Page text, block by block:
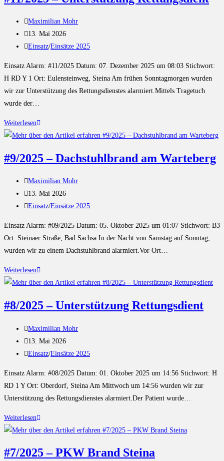
Maximilian Mohr
13. Mai 2026
Einsatz/Einsätze 2025
Einsatz Alarm: #11/2025 Datum: 07. Dezember 2025 um 08:03 Stichwort:
H RD Y 1 Ort: Eulensteinweg, Steina Am frühen Sonntagmorgen wurden
wir zur Unterstützung des Rettungsdienstes alarmiert.Mittels Tragetuch
wurde der…
Weiterlesen
#9/2025 – Dachstuhlbrand am Warteberg
Maximilian Mohr
13. Mai 2026
Einsatz/Einsätze 2025
Einsatz Alarm: #09/2025 Datum: 05. Oktober 2025 um 01:07 Stichwort: B3
Ort: Steinaer Straße, Bad Sachsa In der Nacht von Samstag auf Sonntag,
wurden wir zu einem Dachstuhlbrand alarmiert.Vor Ort…
Weiterlesen
#8/2025 – Unterstützung Rettungsdient
Maximilian Mohr
13. Mai 2026
Einsatz/Einsätze 2025
Einsatz Alarm: #08/2025 Datum: 01. Oktober 2025 um 14:56 Stichwort: H
RD 1 Y Ort: Oberdorf, Steina Am Mittwoch um 14:56 wurden wir zur
Unterstützung des Rettungsdienstes alarmiert.Der Patient wurde…
Weiterlesen
#7/2025 – PKW Brand Steina